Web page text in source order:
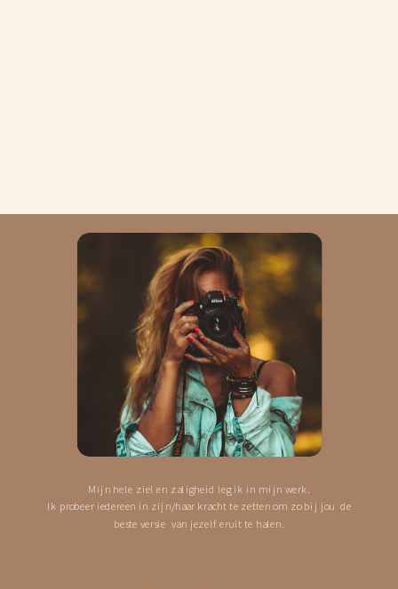
Mijn hele ziel en zaligheid leg ik in mijn werk.
Ik probeer iedereen in zijn/haar kracht te zetten om zo bij jou de
beste versie van jezelf eruit te halen.